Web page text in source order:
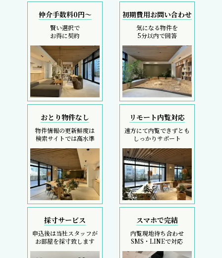
仲介手数料0円～
賢い選択で
お得に契約
初期費用お問い合わせ
気になる物件を
5分以内で回答
おとり物件なし
物件情報の更新鮮度は
検索サイトでは高水準
リモート内覧対応
遠方にて内覧できずとも
しっかりサポート
採寸サービス
申込後は当社スタッフが
お部屋を採寸致します
スマホで完結
内覧現地待ち合わせ
SMS・LINEで対応